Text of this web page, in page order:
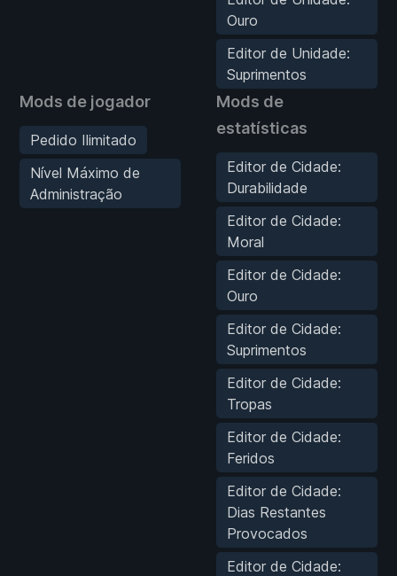
Ouro
Editor de Unidade:
Suprimentos
Mods de jogador
Pedido Ilimitado
Nível Máximo de
Administração
Mods de
estatísticas
Editor de Cidade:
Durabilidade
Editor de Cidade:
Moral
Editor de Cidade:
Ouro
Editor de Cidade:
Suprimentos
Editor de Cidade:
Tropas
Editor de Cidade:
Feridos
Editor de Cidade:
Dias Restantes
Provocados
Editor de Cidade: